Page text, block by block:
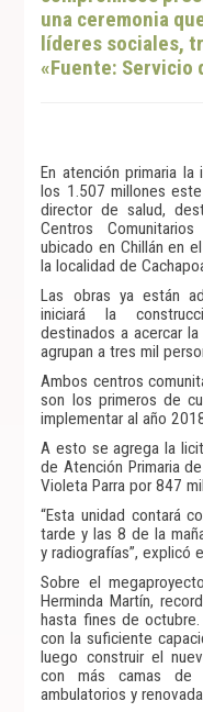
una ceremonia
líderes sociales,
«Fuente: Servicio
En atención primaria la
los 1.507 millones
director de salud,
Centros
ubicado en Chillán en
la localidad de
Las obras ya están
iniciará la
destinados a acercar
agrupan a tres mil
Ambos centros
son los primeros de
implementar al año
A esto se agrega la
de Atención Primaria
Violeta Parra por 847
“Esta unidad contará
tarde y las 8 de la
y radiografías”, explicó
Sobre el
Herminda Martín,
hasta fines de octubre.
con la suficiente
luego construir el
con más camas de
ambulatorios y